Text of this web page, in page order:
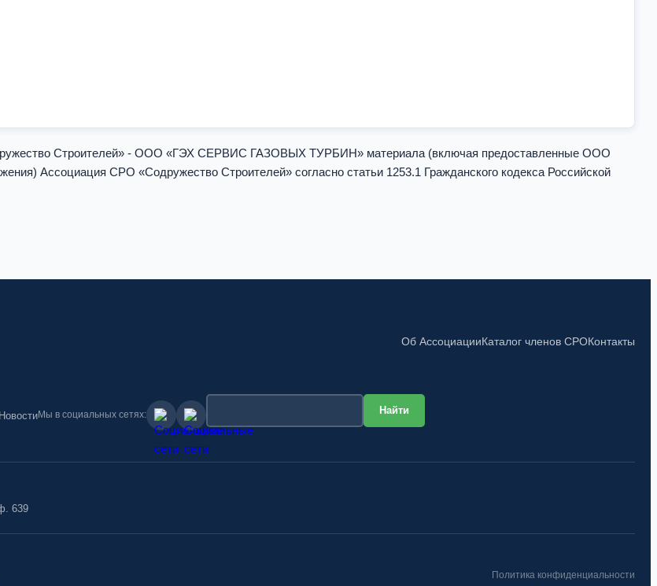
Строителей» - ООО «ГЭХ СЕРВИС ГАЗОВЫХ ТУРБИН» материала (включая предоставленные ООО
Ассоциация СРО «Содружество Строителей» согласно статьи 1253.1 Гражданского кодекса Российской
Об АссоциацииКаталог членов СРОКонтакты
НовостиМы в социальных сетях:
639
Политика конфиденциальности